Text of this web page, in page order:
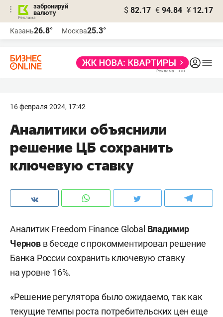
забронируй
валюту
$ 82.17 € 94.84 ¥ 12.17
Казань26.8° Москва25.3°
16 февраля 2024, 17:42
Аналитики объяснили
решение ЦБ сохранить
ключевую ставку
Аналитик Freedom Finance Global Владимир
Черновв беседе с прокомментировал решение
Банка России сохранить ключевую ставку
на уровне 16%.
«Решение регулятора было ожидаемо, так как
текущие темпы роста потребительских цен еще